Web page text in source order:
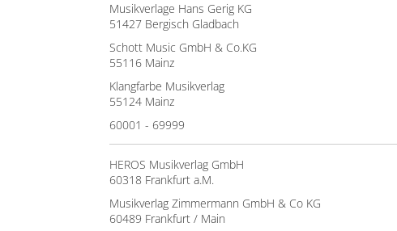
Musikverlage Hans Gerig KG
51427 Bergisch Gladbach
Schott Music GmbH & Co.KG
55116 Mainz
Klangfarbe Musikverlag
55124 Mainz
60001 - 69999
HEROS Musikverlag GmbH
60318 Frankfurt a.M.
Musikverlag Zimmermann GmbH & Co KG
60489 Frankfurt / Main